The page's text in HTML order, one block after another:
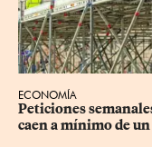
ECONOMÍA
Peticiones
caen a mínimo de un